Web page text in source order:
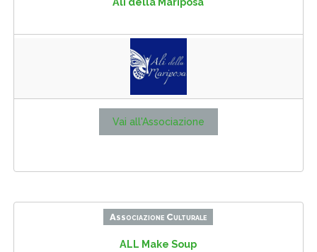
Vai all'Associazione
Associazione Culturale
ALL Make Soup